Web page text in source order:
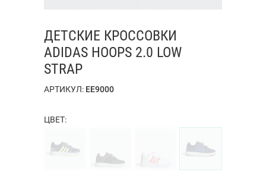
ДЕТСКИЕ КРОССОВКИ
ADIDAS HOOPS 2.0 LOW
STRAP
АРТИКУЛ: EE9000
ЦВЕТ: